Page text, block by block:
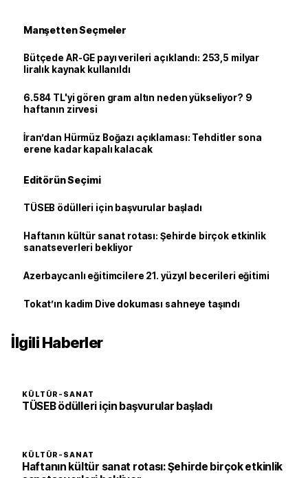
Manşetten Seçmeler
Bütçede AR-GE payı verileri açıklandı: 253,5 milyar
liralık kaynak kullanıldı
6.584 TL'yi gören gram altın neden yükseliyor? 9
haftanın zirvesi
İran’dan Hürmüz Boğazı açıklaması: Tehditler sona
erene kadar kapalı kalacak
Editörün Seçimi
TÜSEB ödülleri için başvurular başladı
Haftanın kültür sanat rotası: Şehirde birçok etkinlik
sanatseverleri bekliyor
Azerbaycanlı eğitimcilere 21. yüzyıl becerileri eğitimi
Tokat’ın kadim Dive dokuması sahneye taşındı
İlgili Haberler
KÜLTÜR-SANAT
TÜSEB ödülleri için başvurular başladı
KÜLTÜR-SANAT
Haftanın kültür sanat rotası: Şehirde birçok etkinlik